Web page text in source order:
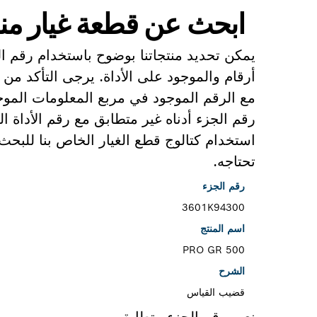
ابحث عن قطعة غيار
يمكن تحديد منتجاتنا بوضوح باستخدام
أرقام والموجود على الأداة. يرجى التأكد
مع الرقم الموجود في مربع المعلومات
رقم الجزء أدناه غير متطابق مع رقم
استخدام كتالوج قطع الغيار الخاص بنا
تحتاجه.
رقم الجزء
3601K94300
اسم المنتج
PRO GR 500
الشرح
قضيب القياس